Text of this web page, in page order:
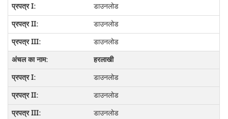
डाउनलोड
डाउनलोड
डाउनलोड
हरलाखी
डाउनलोड
डाउनलोड
डाउनलोड